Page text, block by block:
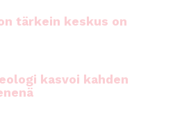
tärkein keskus on
kasvoi kahden